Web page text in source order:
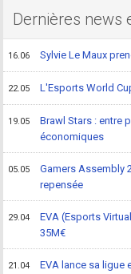
Dernières news
16.06 Sylvie Le Maux
22.05 L'Esports World
19.05
Brawl Stars : entre
économiques
05.05
Gamers Assembly
repensée
29.04
EVA (Esports
35M€
21.04 EVA lance sa